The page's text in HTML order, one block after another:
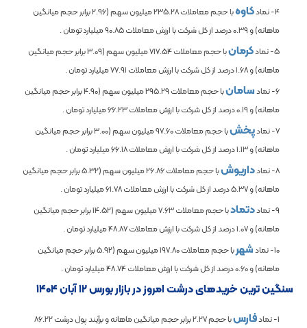
4- نماد
کاوهبا حجم معاملات235.28میلیون سهم (2.96برابر حجم میانگین
ماهانه) و0.39درصد از کل شرکت با ارزش معاملات90.85میلیارد تومان .
5- نماد
کرمانبا حجم معاملات717.54میلیون سهم (3.09برابر حجم میانگین
ماهانه) و1.68درصد از کل شرکت با ارزش معاملات77.91میلیارد تومان .
6- نماد
سامانبا حجم معاملات295.29میلیون سهم (4.90برابر حجم میانگین
ماهانه) و0.19درصد از کل شرکت با ارزش معاملات66.23میلیارد تومان .
7- نماد
پخشبا حجم معاملات97.60میلیون سهم (3.00برابر حجم میانگین
ماهانه) و1.13درصد از کل شرکت با ارزش معاملات66.18میلیارد تومان .
8- نماد
داریوشبا حجم معاملات26.86میلیون سهم (5.32برابر حجم میانگین
ماهانه) و5.37درصد از کل شرکت با ارزش معاملات61.78میلیارد تومان .
9- نماد
دتمادبا حجم معاملات7.63میلیون سهم (14.52برابر حجم میانگین
ماهانه) و1.07درصد از کل شرکت با ارزش معاملات48.87میلیارد تومان .
10- نماد
شهربا حجم معاملات197.80میلیون سهم (5.92برابر حجم میانگین
ماهانه) و0.60درصد از کل شرکت با ارزش معاملات48.74میلیارد تومان .
سنگین ترین خریدهای درشت امروز در بازار بورس ۱۲ آبان ۱۴۰۴
1- نماد فارسبا حجم2.27برابر حجم میانگین ماهانه و برآیند پول درشت86.22